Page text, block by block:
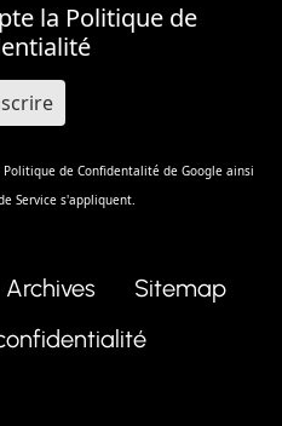
la Politique de
Politique de Confidentalité de Google ainsi
Service s'appliquent.
Archives
Sitemap